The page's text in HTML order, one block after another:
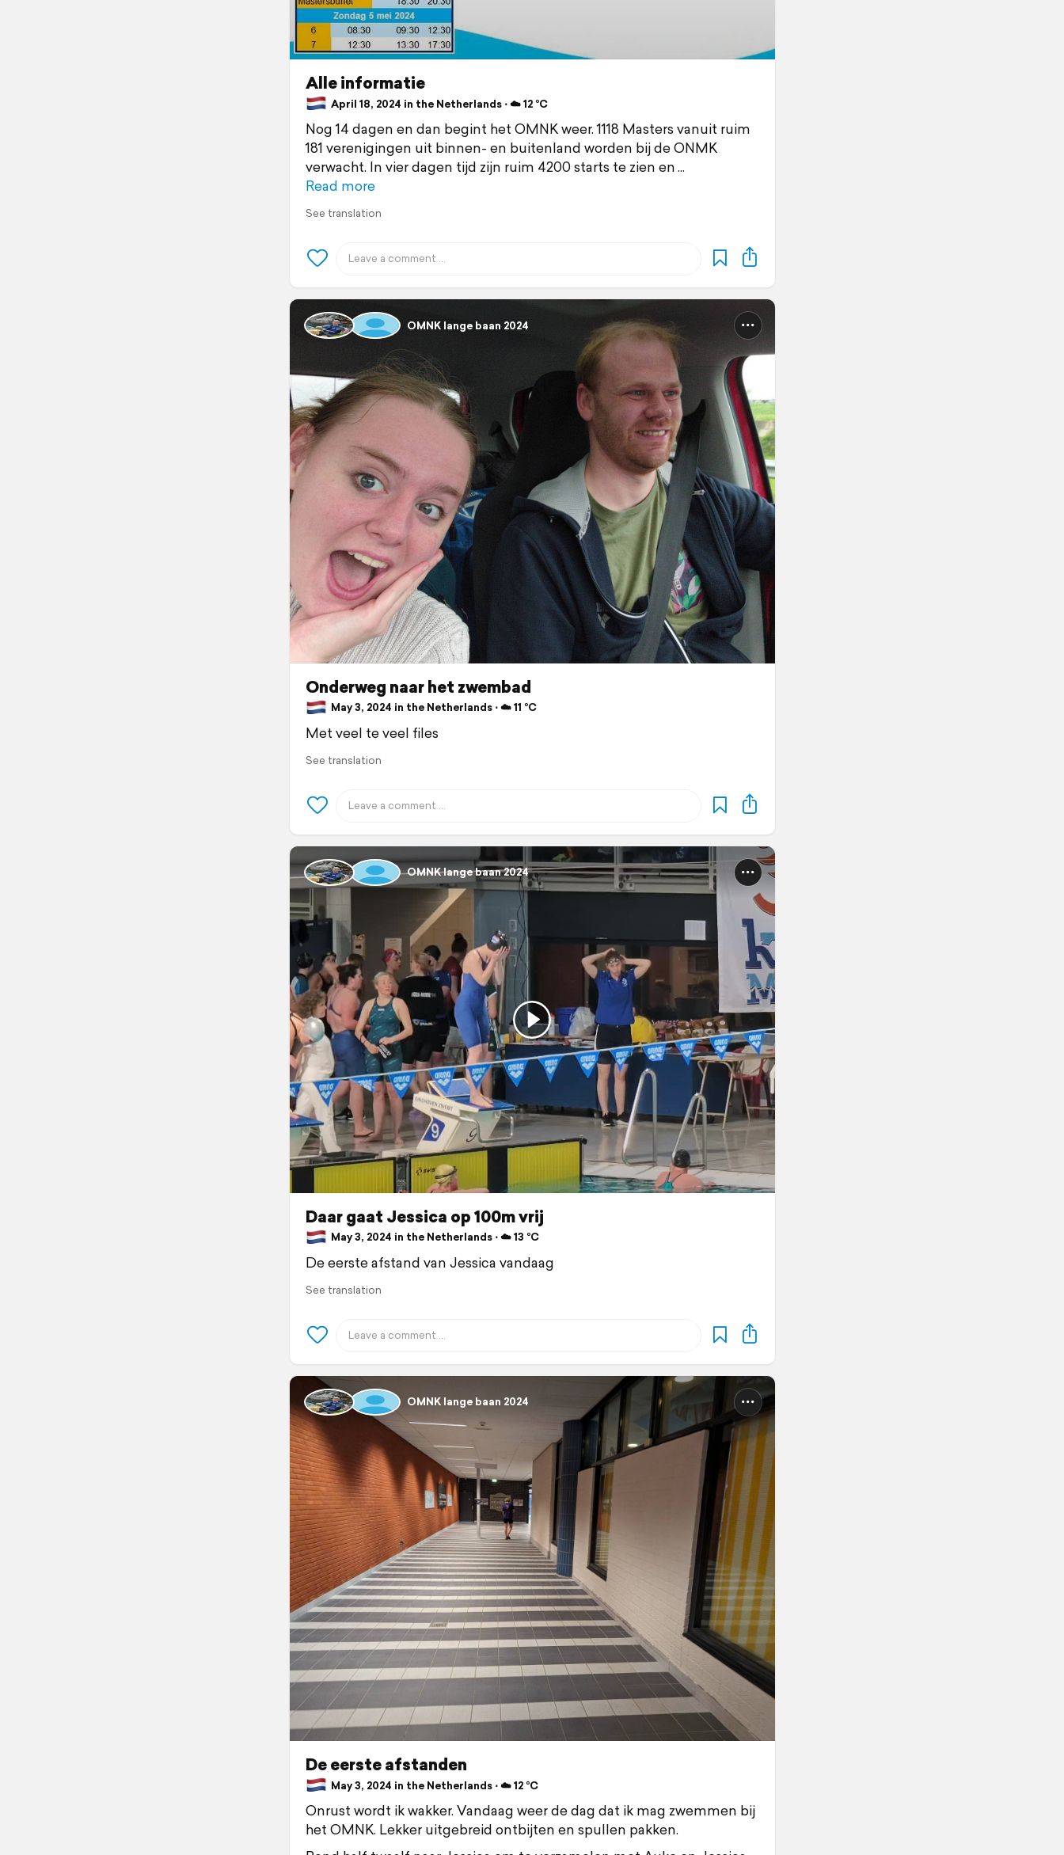
Alle informatie
April 18, 2024 in the Netherlands ⋅ ☁️ 12 °C
Nog 14 dagen en dan begint het OMNK weer. 1118 Masters vanuit ruim
181 verenigingen uit binnen- en buitenland worden bij de ONMK
verwacht. In vier dagen tijd zijn ruim 4200 starts te zien en
Read more
See translation
OMNK lange baan 2024
Onderweg naar het zwembad
May 3, 2024 in the Netherlands ⋅ ☁️ 11 °C
Met veel te veel files
See translation
OMNK lange baan 2024
Daar gaat Jessica op 100m vrij
May 3, 2024 in the Netherlands ⋅ ☁️ 13 °C
De eerste afstand van Jessica vandaag
See translation
OMNK lange baan 2024
De eerste afstanden
May 3, 2024 in the Netherlands ⋅ ☁️ 12 °C
Onrust wordt ik wakker. Vandaag weer de dag dat ik mag zwemmen bij
het OMNK. Lekker uitgebreid ontbijten en spullen pakken.